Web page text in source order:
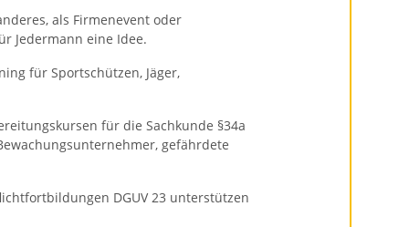
als Firmenevent oder
Jedermann eine Idee.
für Sportschützen, Jäger,
für die Sachkunde §34a
gefährdete
DGUV 23 unterstützen